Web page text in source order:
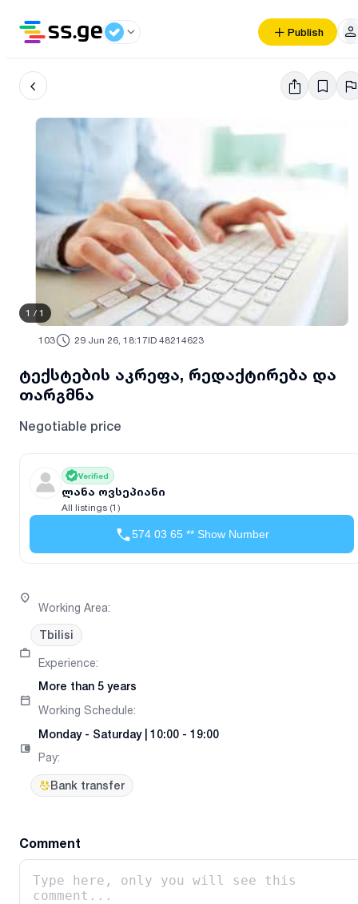
Publish
1 / 1
103 29 Jun 26, 18:17ID 48214623
ტექსტების აკრეფა, რედაქტირება და
თარგმნა
Negotiable price
Verified
ლანა ოვსეპიანი
All listings (1)
574 03 65 ** Show Number
Working Area:
Tbilisi
Experience:
More than 5 years
Working Schedule:
Monday- Saturday| 10:00 - 19:00
Pay:
Bank transfer
Comment